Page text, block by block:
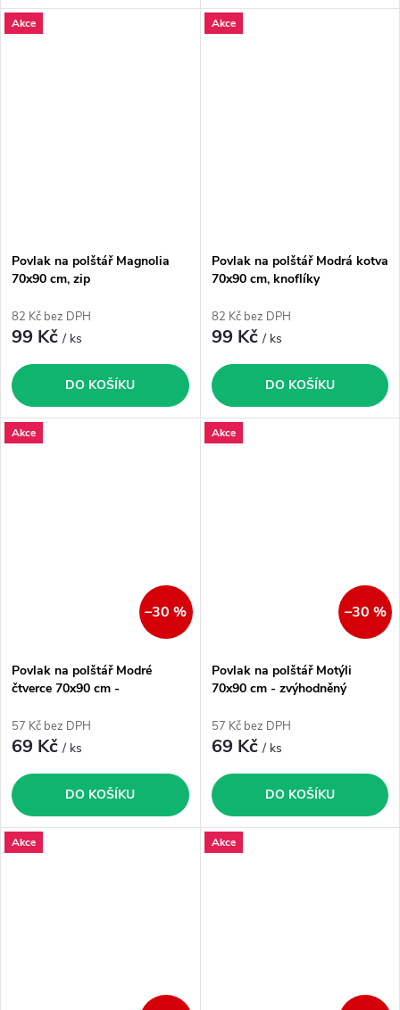
Akce
Povlak na polštář Magnolia
70x90 cm, zip
82 Kč bez DPH
99 Kč/ ks
DO KOŠÍKU
Akce
Povlak na polštář Modrá kotva
70x90 cm, knoflíky
82 Kč bez DPH
99 Kč/ ks
DO KOŠÍKU
Akce
–30 %
Povlak na polštář Modré
čtverce 70x90 cm -
57 Kč bez DPH
69 Kč/ ks
DO KOŠÍKU
Akce
–30 %
Povlak na polštář Motýli
70x90 cm - zvýhodněný
57 Kč bez DPH
69 Kč/ ks
DO KOŠÍKU
Akce Akce